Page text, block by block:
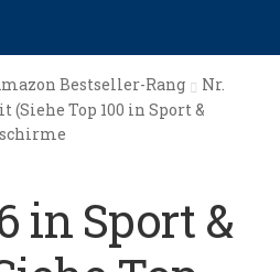
Bestseller-Rang
Nr.
(Siehe Top 100 in Sport &
in Sport &